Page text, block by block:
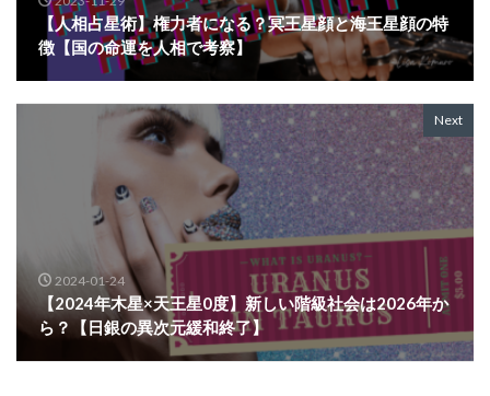
【人相占星術】権力者になる？冥王星顔と海王星顔の特
徴【国の命運を人相で考察】
Next
2024-01-24
【2024年木星×天王星0度】新しい階級社会は2026年か
ら？【日銀の異次元緩和終了】